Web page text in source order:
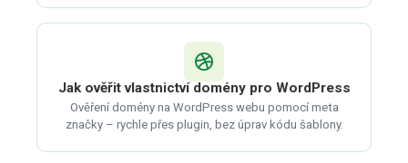
Jak ověřit vlastnictví domény pro WordPress
Ověření domény na WordPress webu pomocí meta
značky – rychle přes plugin, bez úprav kódu šablony.